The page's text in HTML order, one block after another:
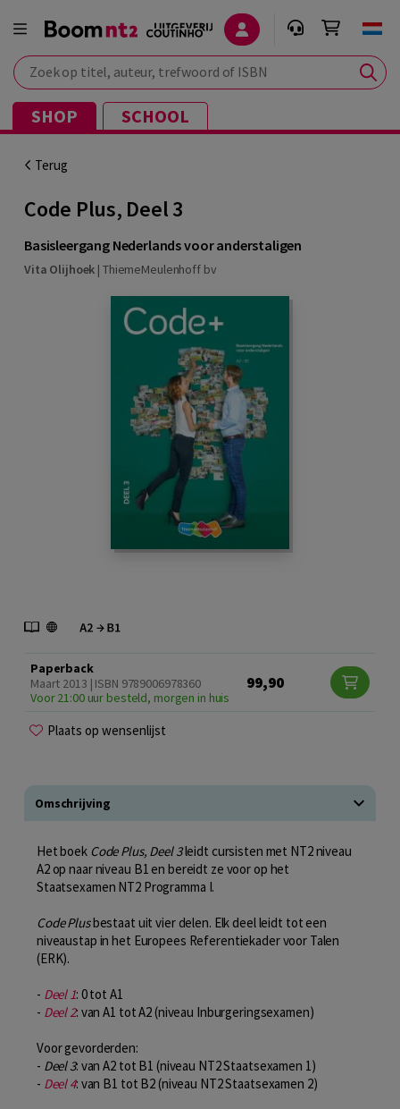
Zoek op titel, auteur, trefwoord of ISBN
SHOP SCHOOL
Terug
Code Plus, Deel 3
Basisleergang Nederlands voor anderstaligen
Vita Olijhoek | ThiemeMeulenhoff bv
Paperback
Maart 2013 | ISBN 9789006978360
Voor 21:00 uur besteld, morgen in huis
99,90
Plaats op wensenlijst
Omschrijving
Het boek Code Plus, Deel 3leidt cursisten met NT2 niveau
A2 op naar niveau B1 en bereidt ze voor op het
Staatsexamen NT2 Programma I.
Code Plusbestaat uit vier delen. Elk deel leidt tot een
niveaustap in het Europees Referentiekader voor Talen
(ERK).
- Deel 1: 0 tot A1
- Deel 2: van A1 tot A2 (niveau Inburgeringsexamen)
Voor gevorderden:
- Deel 3: van A2 tot B1 (niveau NT2 Staatsexamen 1)
- Deel 4: van B1 tot B2 (niveau NT2 Staatsexamen 2)